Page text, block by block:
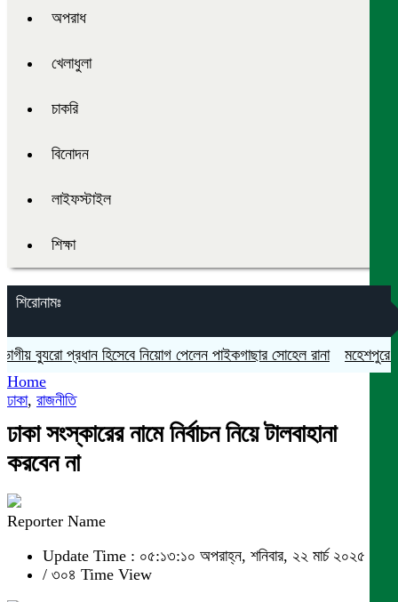
অপরাধ
খেলাধুলা
চাকরি
বিনোদন
লাইফস্টাইল
শিক্ষা
শিরোনামঃ
ব্যুরো প্রধান হিসেবে নিয়োগ পেলেন পাইকগাছার সোহেল রানা মহেশপুরে
Home
ঢাকা, রাজনীতি
ঢাকা সংস্কারের নামে নির্বাচন নিয়ে টালবাহানা
করবেন না
Reporter Name
Update Time : ০৫:১৩:১০ অপরাহ্ন, শনিবার, ২২ মার্চ ২০২৫
/ ৩০৪ Time View